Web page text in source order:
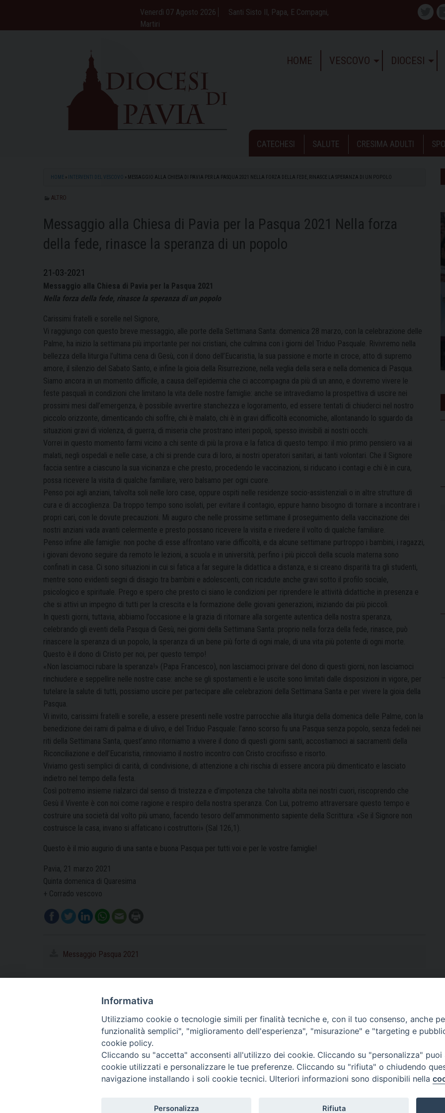
content
Venerdì 07 Agosto 2026
Santi Sisto II, Papa, E Compagni,
Martiri
HOME VESCOVO DIOCESI
CATECHESI SALUTE CRESIMA ADULTI
HOME » INTERVENTI DEL VESCOVO » MESSAGGIO ALLA CHIESA DI PAVIA PER LA PASQUA 2021 NELLA FORZA DELLA FEDE, RINASCE LA SPERANZA DI UN POPOLO
ALTRO
Messaggio alla Chiesa di Pavia per la Pasqua 2021 Nella forza
della fede, rinasce la speranza di un popolo
21-03-2021
Messaggio alla Chiesa di Pavia per la Pasqua 2021
Nella forza della fede, rinasce la speranza di un popolo
Carissimi fratelli e sorelle nel Signore,
Vi raggiungo con questo breve messaggio, alle porte della Settimana Santa: domenica 28 marzo, con la celebrazione delle
Palme, ha inizio la settimana più importante per noi cristiani, che culmina con i giorni del Triduo Pasquale. Rivivremo nella
bellezza della liturgia l’ultima cena di Gesù, con il dono dell’Eucaristia, la sua passione e morte in croce, atto di supremo
amore, il silenzio del Sabato Santo, e infine la gioia della Risurrezione, nella veglia della sera e nella domenica di Pasqua.
Siamo ancora in un momento difficile, a causa dell’epidemia che ci accompagna da più di un anno, e dovremo vivere le
feste pasquali in condizioni che limitano la vita delle nostre famiglie: anche se intravediamo la prospettiva di uscire nei
prossimi mesi dall’emergenza, è possibile avvertire stanchezza e logoramento, ed essere tentati di chiuderci nel nostro
piccolo orizzonte, dimenticando chi soffre, chi è malato, chi è in gravi difficoltà economiche, allontanando lo sguardo da
situazioni gravi di violenza, di guerra, di miseria che prostrano interi popoli, spesso invisibili ai nostri occhi.
Vorrei in questo momento farmi vicino a chi sente di più la prova e la fatica di questo tempo: il mio primo pensiero va ai
malati, negli ospedali e nelle case, a chi si prende cura di loro, ai nostri operatori sanitari, ai tanti volontari. Che il Signore
faccia sentire a ciascuno la sua vicinanza e che presto, procedendo le vaccinazioni, si riducano i contagi e chi è in cura,
possa ricevere la visita di qualche familiare, vero balsamo per ogni cuore.
Penso poi agli anziani, talvolta soli nelle loro case, oppure ospiti nelle residenze socio-assistenziali o in altre strutture di
cura e di accoglienza. Da troppo tempo sono isolati, per evitare il contagio, eppure hanno bisogno di tornare a incontrare i
propri cari, con le dovute precauzioni. Mi auguro che nelle prossime settimane il proseguimento della vaccinazione dei
nostri anziani vada avanti celermente e presto possano ricevere la visita e rivedere il volto di qualche familiare.
Penso infine alle famiglie: non poche di esse affrontano varie difficoltà, e da alcune settimane purtroppo i bambini, i ragazzi,
i giovani devono seguire da remoto le lezioni, a scuola e in università; perfino i più piccoli della scuola materna sono
confinati in casa. Ci sono situazioni in cui si fatica a far seguire la didattica a distanza, e si creano disparità tra gli studenti,
mentre sono evidenti segni di disagio tra bambini e adolescenti, con ricadute anche gravi sotto il profilo sociale,
psicologico e spirituale. Prego e spero che presto ci siano le condizioni per riprendere le attività didattiche in presenza e
che si attivi un impegno di tutti per la crescita e la formazione delle giovani generazioni, iniziando dai più piccoli.
In questi giorni, tuttavia, abbiamo l’occasione e la grazia di ritornare alla sorgente autentica della nostra speranza,
celebrando gli eventi della Pasqua di Gesù, nei giorni della Settimana Santa: proprio nella forza della fede, rinasce, può
rinascere la speranza di un popolo, la speranza di un bene più forte di ogni male, di una vita più potente di ogni morte.
Questo è il dono di Cristo per noi, per questo tempo!
«Non lasciamoci rubare la speranza!» (Papa Francesco), non lasciamoci privare del dono di questi giorni, non lasciamoci
rinchiudere e seppellire nelle nostre case: anche se gli spostamenti e le uscite sono limitati dalle disposizioni in vigore, per
tutelare la salute di tutti, possiamo uscire per partecipare alle celebrazioni della Settimana Santa e per vivere la gioia della
Pasqua.
Vi invito, carissimi fratelli e sorelle, a essere presenti nelle vostre parrocchie alla liturgia della domenica delle Palme, con la
benedizione dei rami di palma e di ulivo, e del Triduo Pasquale: l’anno scorso fu una Pasqua senza popolo, senza fedeli nei
riti della Settimana Santa, quest’anno ritorniamo a vivere il dono di questi giorni santi, accostiamoci ai sacramenti della
Riconciliazione e dell’Eucaristia, rinnoviamo il nostro incontro con Cristo crocifisso e risorto.
Viviamo gesti semplici di carità, di condivisione, di attenzione a chi rischia di essere ancora più dimenticato e lasciato
indietro nel tempo della festa.
Così potremo insieme rialzarci dal senso di tristezza e d’impotenza che talvolta abita nei nostri cuori, riscoprendo che
Gesù il Vivente è con noi come ragione e respiro della nostra speranza. Con Lui, potremo attraversare questo tempo e
costruire una società dal volto più umano, facendo tesoro dell’ammonimento sapiente della Scrittura: «Se il Signore non
costruisce la casa, invano si affaticano i costruttori» (Sal 126,1).
Questo è il mio augurio di una santa e buona Pasqua per tutti voi e per le vostre famiglie!
Pavia, 21 marzo 2021
Quinta domenica di Quaresima
+ Corrado vescovo
Messaggio Pasqua 2021
Informativa
Utilizziamo cookie o tecnologie simili per finalità tecniche e, con il tuo consenso, anche
funzionalità semplici", "miglioramento dell'esperienza", "misurazione" e "targeting e
cookie policy.
Cliccando su "accetta" acconsenti all'utilizzo dei cookie. Cliccando su "personalizza"
cookie utilizzati e personalizzare le tue preferenze. Cliccando su "rifiuta" o chiudendo
navigazione installando i soli cookie tecnici. Ulteriori informazioni sono disponibili nella
Personalizza Rifiuta